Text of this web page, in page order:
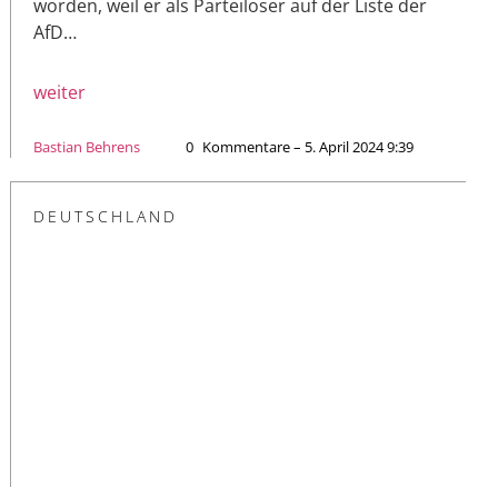
worden, weil er als Parteiloser auf der Liste der
AfD…
weiter
Bastian Behrens 0 Kommentare – 5. April 2024 9:39
DEUTSCHLAND